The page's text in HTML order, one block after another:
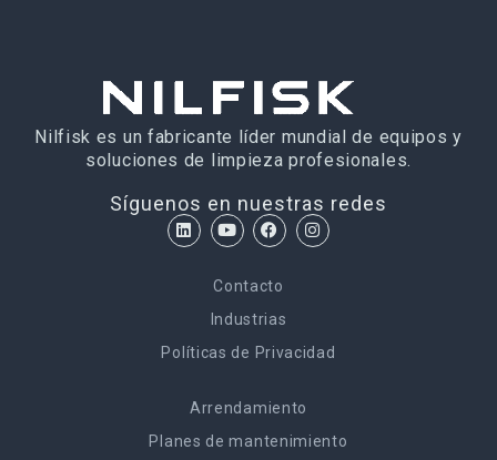
Nilfisk es un fabricante líder mundial de equipos y
soluciones de limpieza profesionales.
Síguenos en nuestras redes
Contacto
Industrias
Políticas de Privacidad
Arrendamiento
Planes de mantenimiento